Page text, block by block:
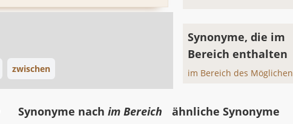
zwischen
Synonyme, die im
Bereich enthalten
im Bereich des Möglichen
Synonyme nachim Bereich ähnliche Synonyme